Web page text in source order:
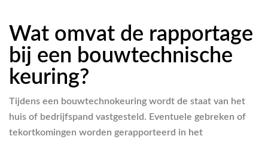
Wat omvat de rapportage
bij een bouwtechnische
keuring?
Tijdens een bouwtechnokeuring wordt de staat van het
huis of bedrijfspand vastgesteld. Eventuele gebreken of
tekortkomingen worden gerapporteerd in het